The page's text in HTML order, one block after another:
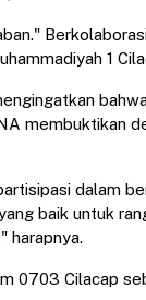
1
membuktikan
dalam
baik untuk
harapnya.
0703 Cilacap